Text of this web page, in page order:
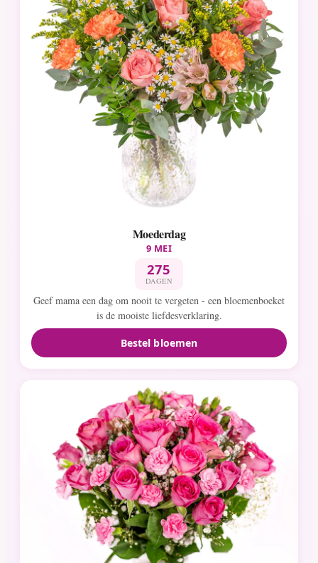
Moederdag
9 MEI
275
DAGEN
Geef mama een dag om nooit te vergeten - een bloemenboeket
is de mooiste liefdesverklaring.
Bestel bloemen